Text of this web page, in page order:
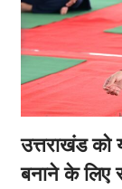
उत्तराखंड को
बनाने के लिए